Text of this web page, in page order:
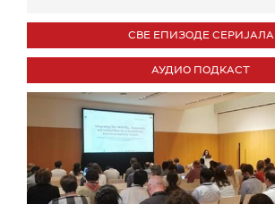
СВЕ ЕПИЗОДЕ СЕРИЈАЛА
АУДИО ПОДКАСТ